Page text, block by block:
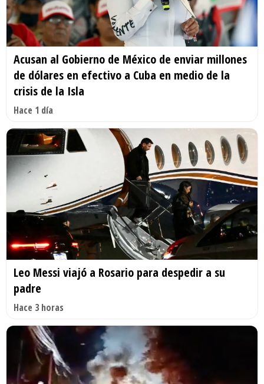
Acusan al Gobierno de México de enviar millones
de dólares en efectivo a Cuba en medio de la
crisis de la Isla
Hace 1 día
Leo Messi viajó a Rosario para despedir a su
padre
Hace 3 horas